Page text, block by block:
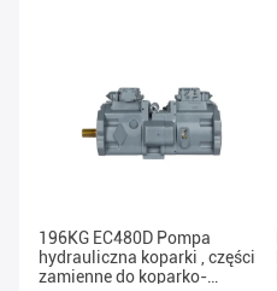
196KG EC480D Pompa
hydrauliczna koparki , części
zamienne do koparko-